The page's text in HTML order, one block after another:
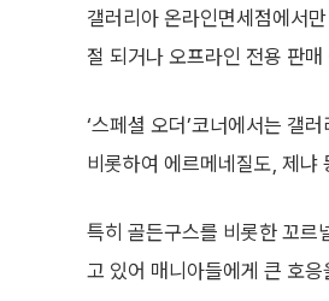
갤러리아 온라인면세점에서
절 되거나 오프라인 전용 판
‘스페셜 오더’코너에서는 갤
비롯하여 에르메네질도, 제냐
특히 골든구스를 비롯한 꼬르
고 있어 매니아들에게 큰 호